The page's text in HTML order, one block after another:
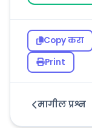
Copy करा
Print
मागील प्रश्न